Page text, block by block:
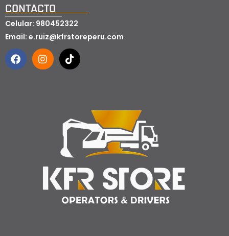
CONTACTO
Celular: 980452322
Email: e.ruiz@kfrstoreperu.com